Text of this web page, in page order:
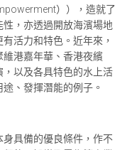
）），造就了
，亦透過開放海濱場地
活力和特色。近年來，
港嘉年華、香港夜繽
以及各具特色的水上活
、發揮潛能的例子。
具備的優良條件，作不